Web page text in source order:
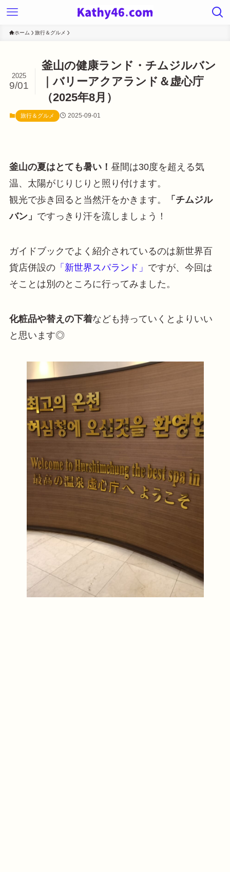
ホーム 旅行＆グルメ
釜山の健康ランド・チムジルバン
｜バリーアクアランド＆虚心庁
（2025年8月）
2025
9/01
旅行＆グルメ 2025-09-01
釜山の夏はとても暑い！ 昼間は30度を超える気
温、太陽がじりじりと照り付けます。
観光で歩き回ると当然汗をかきます。
「チムジル
バン」 ですっきり汗を流しましょう！
ガイドブックでよく紹介されているのは新世界百
貨店併設の「新世界スパランド」 ですが、今回は
そことは別のところに行ってみました。
化粧品や替えの下着なども持っていくとよりいい
と思います◎